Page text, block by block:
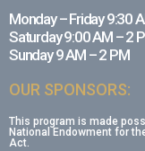
Monday – Friday 9:30
Saturday 9:00 AM – 2
Sunday 9 AM – 2 PM
OUR SPONSORS:
This program is made
National Endowment for
Act.